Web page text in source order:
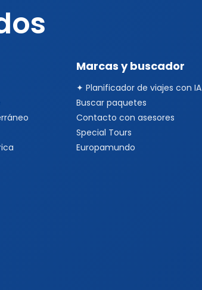
Marcas y buscador
✦ Planificador de viajes con IA
Buscar paquetes
Contacto con asesores
Special Tours
Europamundo